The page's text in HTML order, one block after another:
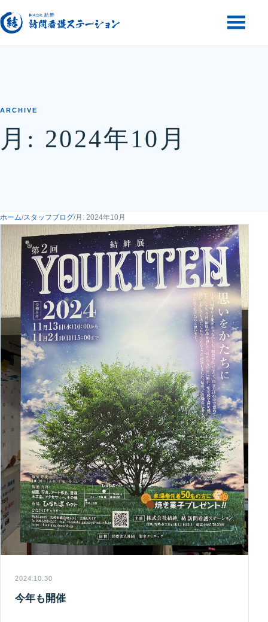
メニュー
ARCHIVE
月: 2024年10月
ホーム/スタッフブログ/月: 2024年10月
2024.10.30
今年も開催